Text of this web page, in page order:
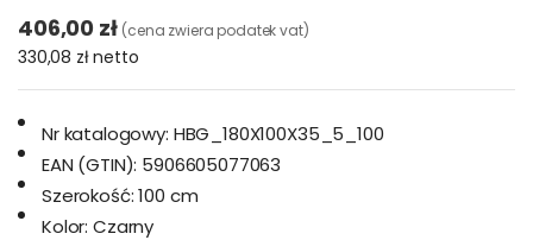
406,00 zł (cena zwiera podatek vat)
330,08 złnetto
Nr katalogowy: HBG_180X100X35_5_100
EAN (GTIN): 5906605077063
Szerokość: 100 cm
Kolor: Czarny